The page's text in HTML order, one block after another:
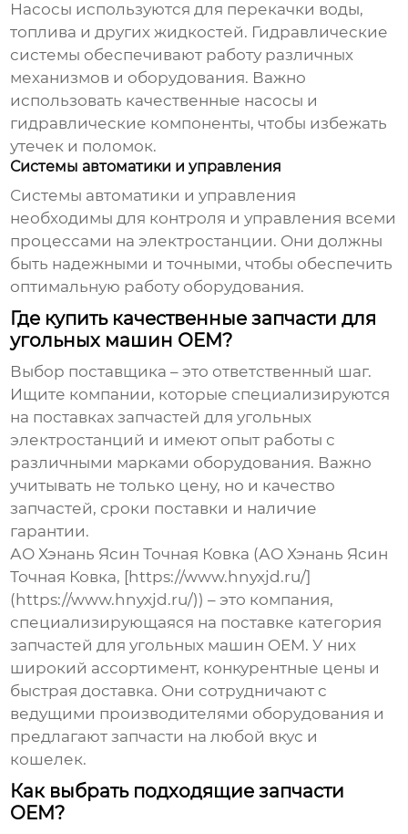
Насосы используются для перекачки воды,
топлива и других жидкостей. Гидравлические
системы обеспечивают работу различных
механизмов и оборудования. Важно
использовать качественные насосы и
гидравлические компоненты, чтобы избежать
утечек и поломок.
Системы автоматики и управления
Системы автоматики и управления
необходимы для контроля и управления всеми
процессами на электростанции. Они должны
быть надежными и точными, чтобы обеспечить
оптимальную работу оборудования.
Где купить качественные запчасти для
угольных машин OEM?
Выбор поставщика – это ответственный шаг.
Ищите компании, которые специализируются
на поставках запчастей для угольных
электростанций и имеют опыт работы с
различными марками оборудования. Важно
учитывать не только цену, но и качество
запчастей, сроки поставки и наличие
гарантии.
АО Хэнань Ясин Точная Ковка (АО Хэнань Ясин
Точная Ковка, [https://www.hnyxjd.ru/]
(https://www.hnyxjd.ru/)) – это компания,
специализирующаяся на поставке категория
запчастей для угольных машин OEM. У них
широкий ассортимент, конкурентные цены и
быстрая доставка. Они сотрудничают с
ведущими производителями оборудования и
предлагают запчасти на любой вкус и
кошелек.
Как выбрать подходящие запчасти
OEM?